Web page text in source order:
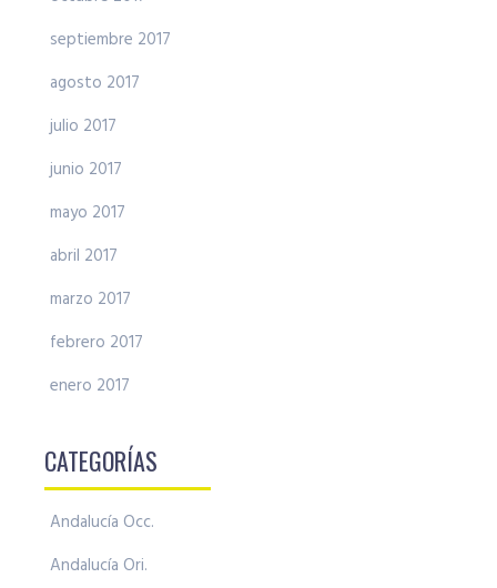
septiembre 2017
agosto 2017
julio 2017
junio 2017
mayo 2017
abril 2017
marzo 2017
febrero 2017
enero 2017
CATEGORÍAS
Andalucía Occ.
Andalucía Ori.